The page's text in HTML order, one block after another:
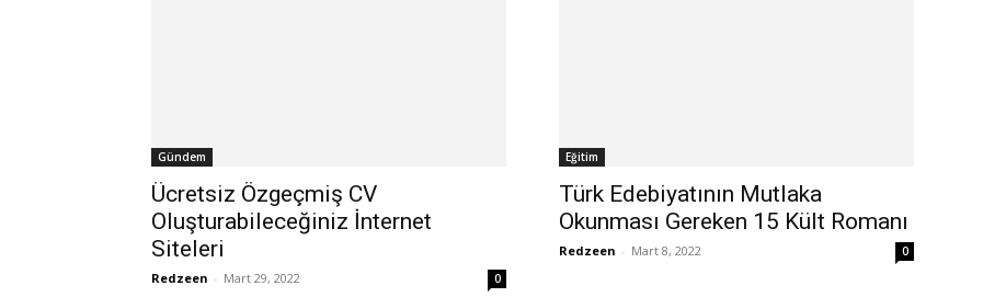
Gündem
Ücretsiz Özgeçmiş CV
Oluşturabileceğiniz İnternet
Siteleri
Redzeen - Mart 29, 2022 0
Eğitim
Türk Edebiyatının Mutlaka
Okunması Gereken 15 Kült Romanı
Redzeen - Mart 8, 2022 0